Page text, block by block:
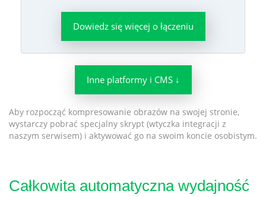
Dowiedz się więcej o łączeniu
Inne platformy i CMS ↓
Aby rozpocząć kompresowanie obrazów na swojej stronie,
wystarczy pobrać specjalny skrypt (wtyczka integracji z
naszym serwisem) i aktywować go na swoim koncie osobistym.
Całkowita automatyczna wydajność